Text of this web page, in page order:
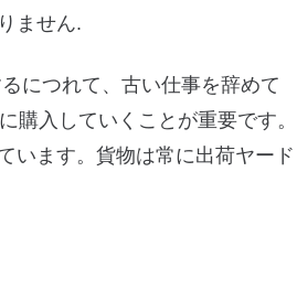
ません.
につれて、古い仕事を辞めて
購入していくことが重要です。
います。貨物は常に出荷ヤード